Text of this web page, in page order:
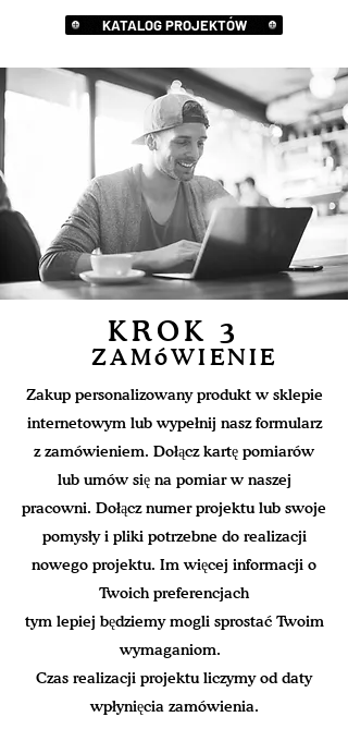
KATALOG PROJEKTÓW
SKLEP
KROK 3
ZAMóWIENIE
Zakup personalizowany produkt w sklepie
internetowym lub wypełnij nasz formularz
z zamówieniem. Dołącz kartę pomiarów
lub umów się na pomiar w naszej
pracowni. Dołącz numer projektu lub swoje
pomysły i pliki potrzebne do realizacji
nowego projektu. Im więcej informacji o
Twoich preferencjach
tym lepiej będziemy mogli sprostać Twoim
wymaganiom.
Czas realizacji projektu liczymy od daty
wpłynięcia zamówienia.